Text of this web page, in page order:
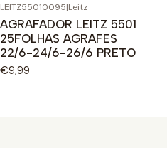
LEITZ55010095|Leitz
AGRAFADOR LEITZ 5501
25FOLHAS AGRAFES
22/6-24/6-26/6 PRETO
€9,99